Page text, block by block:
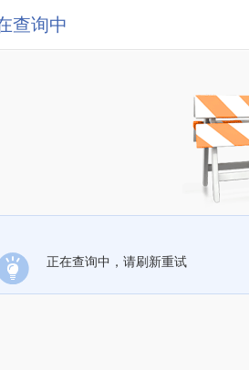
查询中
正在查询中，请刷新重试